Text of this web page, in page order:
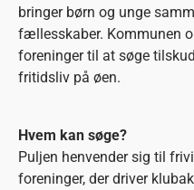
bringer børn og unge
fællesskaber. Kommunen
foreninger til at søge
fritidsliv på øen.
Hvem kan søge?
Puljen henvender sig til
foreninger, der driver